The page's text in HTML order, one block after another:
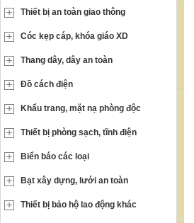
Thiết bị an toàn giao thông
Cóc kẹp cáp, khóa giáo XD
Thang dây, dây an toàn
Đồ cách điện
Khẩu trang, mặt nạ phòng độc
Thiết bị phòng sạch, tĩnh điện
Biển báo các loại
Bạt xây dựng, lưới an toàn
Thiết bị bảo hộ lao động khác